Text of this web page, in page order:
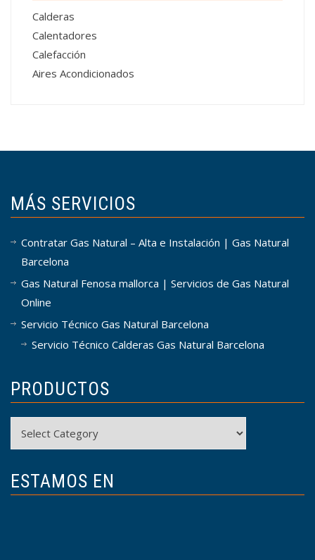
Calderas
Calentadores
Calefacción
Aires Acondicionados
MÁS SERVICIOS
Contratar Gas Natural – Alta e Instalación | Gas Natural
Barcelona
Gas Natural Fenosa mallorca | Servicios de Gas Natural
Online
Servicio Técnico Gas Natural Barcelona
Servicio Técnico Calderas Gas Natural Barcelona
PRODUCTOS
ESTAMOS EN